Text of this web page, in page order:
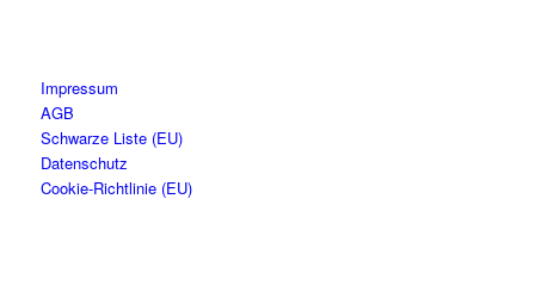
Impressum
AGB
Schwarze Liste (EU)
Datenschutz
Cookie-Richtlinie (EU)